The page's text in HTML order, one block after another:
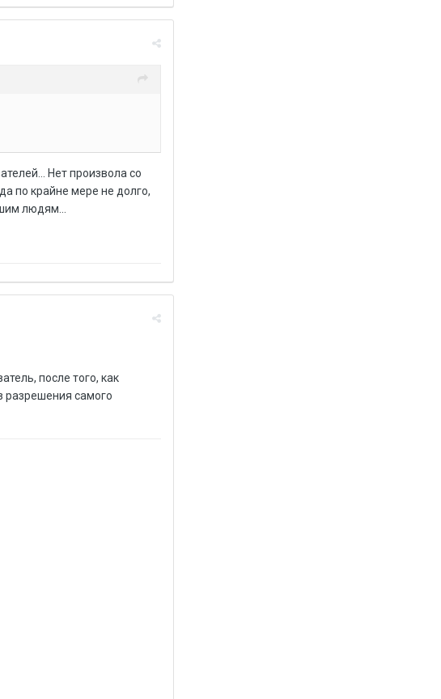
Нет произвола со
по крайне мере не долго,
людям...
после того, как
разрешения самого